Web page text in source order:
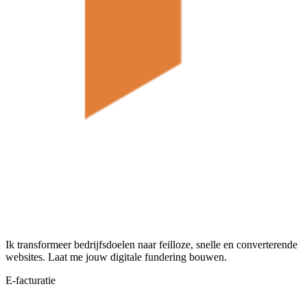
Ik transformeer bedrijfsdoelen naar feilloze, snelle en converterende
websites. Laat me jouw digitale fundering bouwen.
E-facturatie